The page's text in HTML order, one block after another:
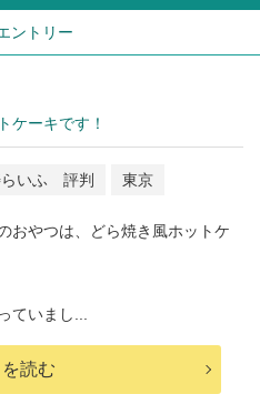
ントリー
ケーキです！
いふ 評判 東京
おやつは、どら焼き風ホットケ
ていまし...
読む